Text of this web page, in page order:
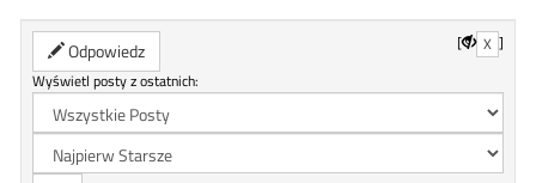
Odpowiedz [ X ]
Wyświetl posty z ostatnich: